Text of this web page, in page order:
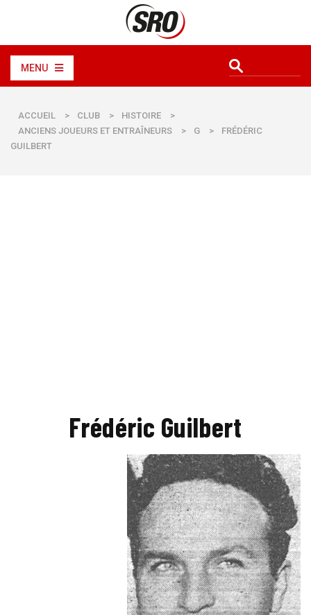
MENU
ACCUEIL > CLUB > HISTOIRE
>
ANCIENS JOUEURS ET ENTRAÎNEURS
> G >
FRÉDÉRIC
GUILBERT
Frédéric Guilbert